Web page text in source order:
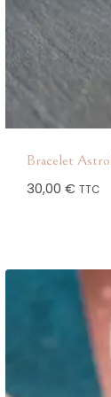
Bracelet
30,00€ TTC